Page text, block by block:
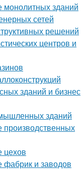
монолитных зданий
сетей
решений
центров и
зданий и бизнес
зданий
производственных
цехов
фабрик и заводов